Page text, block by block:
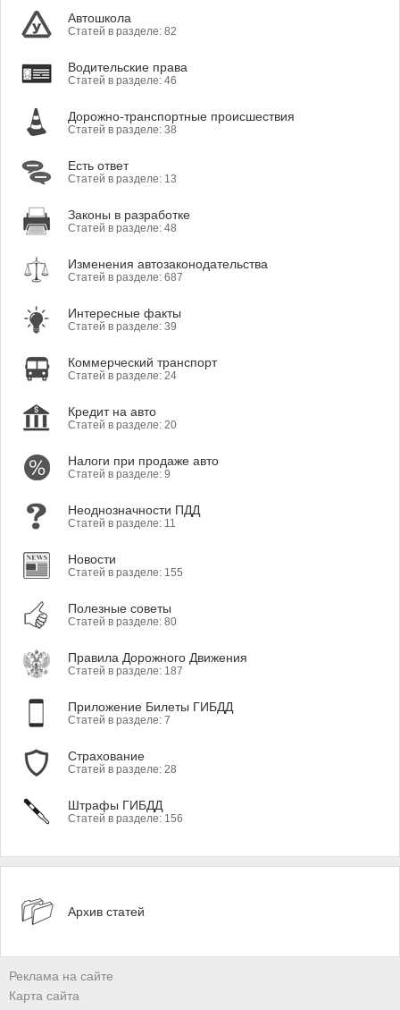
Автошкола
Статей в разделе: 82
Водительские права
Статей в разделе: 46
Дорожно-транспортные происшествия
Статей в разделе: 38
Есть ответ
Статей в разделе: 13
Законы в разработке
Статей в разделе: 48
Изменения автозаконодательства
Статей в разделе: 687
Интересные факты
Статей в разделе: 39
Коммерческий транспорт
Статей в разделе: 24
Кредит на авто
Статей в разделе: 20
Налоги при продаже авто
Статей в разделе: 9
Неоднозначности ПДД
Статей в разделе: 11
Новости
Статей в разделе: 155
Полезные советы
Статей в разделе: 80
Правила Дорожного Движения
Статей в разделе: 187
Приложение Билеты ГИБДД
Статей в разделе: 7
Страхование
Статей в разделе: 28
Штрафы ГИБДД
Статей в разделе: 156
Архив статей
Реклама на сайте
Карта сайта